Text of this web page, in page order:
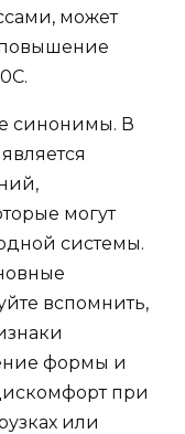
может
повышение
синонимы. В
могут
системы.
вспомнить,
формы и
при
или